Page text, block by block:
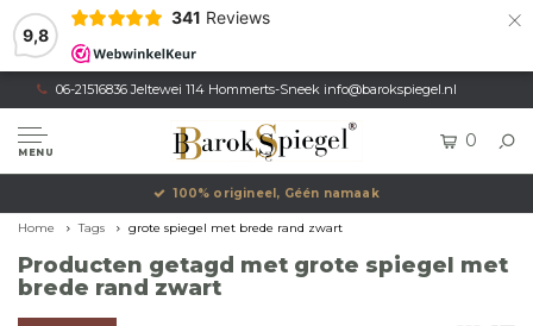
9,8
341 Reviews ×
06-21516836 Jeltewei 114 Hommerts-Sneek info@barokspiegel.nl
MENU
0
100% origineel, Géén namaak
Home Tags grote spiegel met brede rand zwart
Producten getagd met grote spiegel met
brede rand zwart